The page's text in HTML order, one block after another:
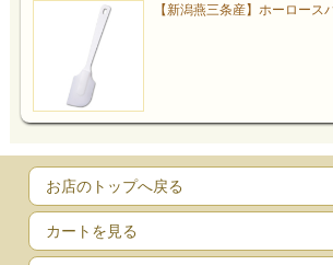
【新潟燕三条産】ホーロース
お店のトップへ戻る
カートを見る